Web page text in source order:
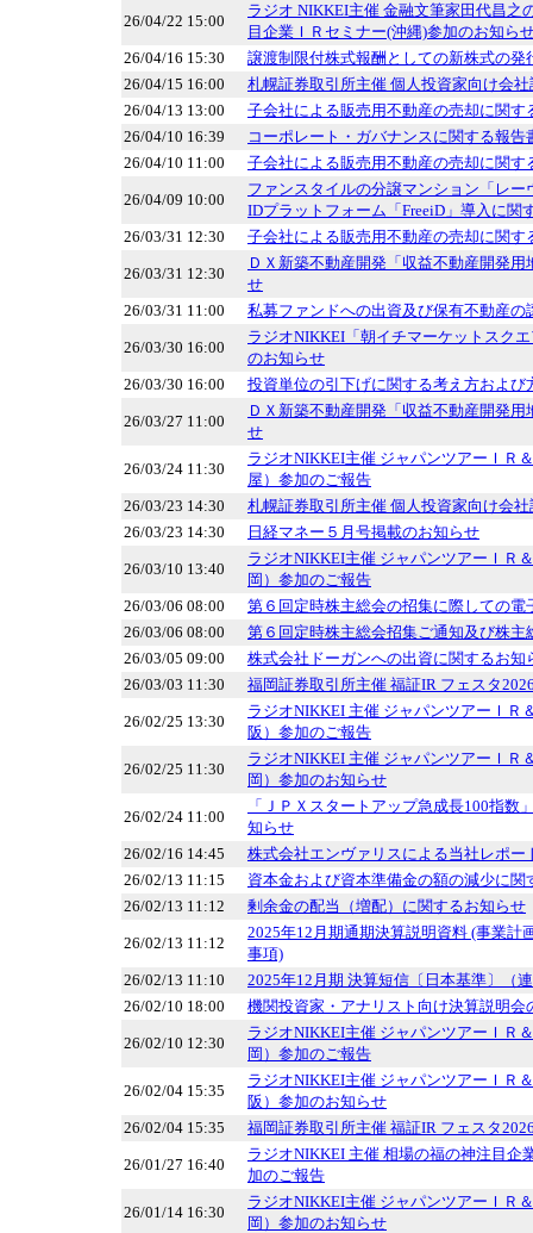
26/04/22 15:00
ラジオ NIKKEI主催 金融文筆家田代昌之
目企業ＩＲセミナー(沖縄)参加のお知ら
26/04/16 15:30
譲渡制限付株式報酬としての新株式の発
26/04/15 16:00
札幌証券取引所主催 個人投資家向け会
26/04/13 13:00
子会社による販売用不動産の売却に関す
26/04/10 16:39
コーポレート・ガバナンスに関する報告
26/04/10 11:00
子会社による販売用不動産の売却に関す
26/04/09 10:00
ファンスタイルの分譲マンション「レー
IDプラットフォーム「FreeiD」導入に関
26/03/31 12:30
子会社による販売用不動産の売却に関す
26/03/31 12:30
ＤＸ新築不動産開発「収益不動産開発
せ
26/03/31 11:00
私募ファンドへの出資及び保有不動産の
26/03/30 16:00
ラジオNIKKEI「朝イチマーケットスク
のお知らせ
26/03/30 16:00
投資単位の引下げに関する考え方および
26/03/27 11:00
ＤＸ新築不動産開発「収益不動産開発
せ
26/03/24 11:30
ラジオNIKKEI主催 ジャパンツアーＩＲ
屋）参加のご報告
26/03/23 14:30
札幌証券取引所主催 個人投資家向け会
26/03/23 14:30
日経マネー５月号掲載のお知らせ
26/03/10 13:40
ラジオNIKKEI主催 ジャパンツアーＩＲ
岡）参加のご報告
26/03/06 08:00
第６回定時株主総会の招集に際しての電
26/03/06 08:00
第６回定時株主総会招集ご通知及び株主
26/03/05 09:00
株式会社ドーガンへの出資に関するお知
26/03/03 11:30
福岡証券取引所主催 福証IR フェスタ
26/02/25 13:30
ラジオNIKKEI 主催 ジャパンツアーＩＲ
阪）参加のご報告
26/02/25 11:30
ラジオNIKKEI 主催 ジャパンツアーＩＲ
岡）参加のお知らせ
26/02/24 11:00
「ＪＰＸスタートアップ急成長100指数
知らせ
26/02/16 14:45
株式会社エンヴァリスによる当社レポー
26/02/13 11:15
資本金および資本準備金の額の減少に関
26/02/13 11:12
剰余金の配当（増配）に関するお知らせ
26/02/13 11:12
2025年12月期通期決算説明資料 (事業計
事項)
26/02/13 11:10
2025年12月期 決算短信〔日本基準〕（
26/02/10 18:00
機関投資家・アナリスト向け決算説明会
26/02/10 12:30
ラジオNIKKEI主催 ジャパンツアーＩＲ
岡）参加のご報告
26/02/04 15:35
ラジオNIKKEI主催 ジャパンツアーＩＲ
阪）参加のお知らせ
26/02/04 15:35
福岡証券取引所主催 福証IR フェスタ
26/01/27 16:40
ラジオNIKKEI 主催 相場の福の神注目企
加のご報告
26/01/14 16:30
ラジオNIKKEI主催 ジャパンツアーＩＲ
岡）参加のお知らせ